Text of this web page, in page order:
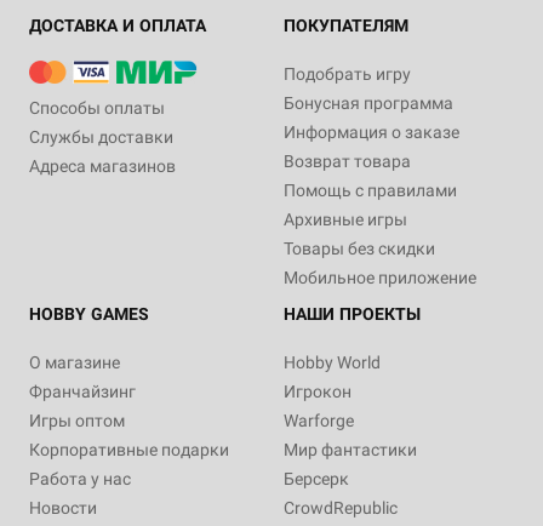
ДОСТАВКА И ОПЛАТА
Способы оплаты
Службы доставки
Адреса магазинов
ПОКУПАТЕЛЯМ
Подобрать игру
Бонусная программа
Информация о заказе
Возврат товара
Помощь с правилами
Архивные игры
Товары без скидки
Мобильное приложение
HOBBY GAMES
О магазине
Франчайзинг
Игры оптом
Корпоративные подарки
Работа у нас
Новости
НАШИ ПРОЕКТЫ
Hobby World
Игрокон
Warforge
Мир фантастики
Берсерк
CrowdRepublic